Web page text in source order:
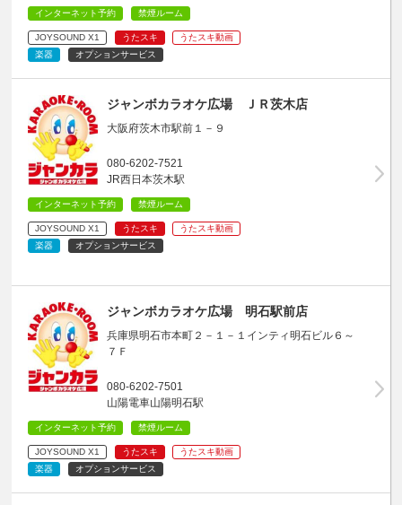
インターネット予約 禁煙ルーム
JOYSOUND X1 うたスキ
うたスキ動画
楽器
オプションサービス
ジャンボカラオケ広場 ＪＲ茨木店
大阪府茨木市駅前１－９
080-6202-7521
JR西日本茨木駅
インターネット予約 禁煙ルーム
JOYSOUND X1 うたスキ
うたスキ動画
楽器
オプションサービス
ジャンボカラオケ広場 明石駅前店
兵庫県明石市本町２－１－１インティ明石ビル６～
７Ｆ
080-6202-7501
山陽電車山陽明石駅
インターネット予約 禁煙ルーム
JOYSOUND X1 うたスキ
うたスキ動画
楽器
オプションサービス